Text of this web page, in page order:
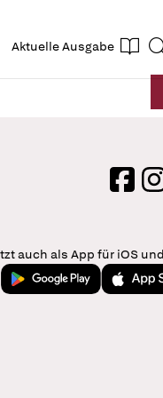
Aktuelle Ausgabe
login
auch als App für iOS
Jetzt bei Google Play
Laden im